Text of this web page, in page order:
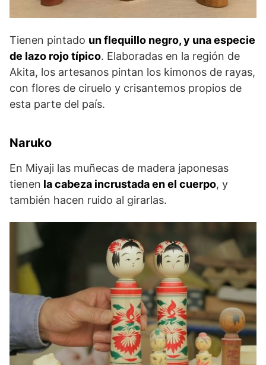
Tienen pintado un flequillo negro, y una especie
de lazo rojo típico. Elaboradas en la región de
Akita, los artesanos pintan los kimonos de rayas,
con flores de ciruelo y crisantemos propios de
esta parte del país.
Naruko
En Miyaji las muñecas de madera japonesas
tienen la cabeza incrustada en el cuerpo, y
también hacen ruido al girarlas.